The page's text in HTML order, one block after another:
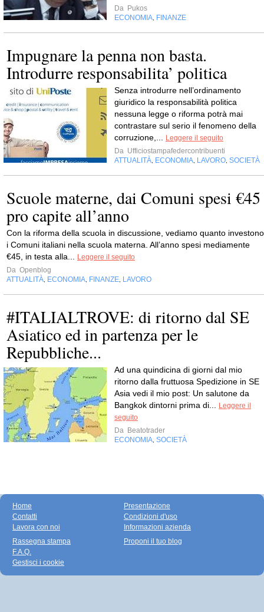
Da Pukos
ECONOMIA FINANZE
Impugnare la penna non basta.
Introdurre responsabilita’ politica
Senza introdurre nell’ordinamento
giuridico la responsabilità politica
nessuna legge o riforma potrà mai
contrastare sul serio il fenomeno della
corruzione,...
Leggere il seguito
Da Ufficiostampafedercontribuenti
ATTUALITÀ ECONOMIA LAVORO SOCIETÀ
Scuole materne, dai Comuni spesi €45
pro capite all’anno
Con la riforma della scuola in discussione, vediamo quanto investono
i Comuni italiani nella scuola materna. All’anno spesi mediamente
€45, in testa alla...
Leggere il seguito
Da Openblog
ATTUALITÀ ECONOMIA FINANZE LAVORO
#ITALIALTROVE: di ritorno dal SE
Asiatico ed in partenza per le
Repubbliche...
Ad una quindicina di giorni dal mio
ritorno dalla fruttuosa Spedizione in SE
Asia vedi il mio post: Un salutone da
Bangkok dintorni prima di...
Leggere il
seguito
Da Beatotrader
ECONOMIA SOCIETÀ
Home
Contatti
Lavora con noi
Presentazione
Condizioni d'uso
Informazioni azienda
Rassegna stampa
F.A.Q.
Gestisci i cookie
Proponi il tuo blog